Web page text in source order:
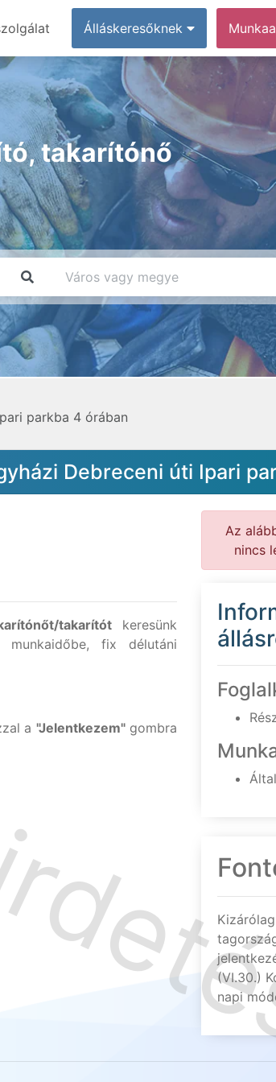
Álláskeresőknek
takarítónő
parkba 4 órában
Debreceni úti Ipari
takarítót keresünk
fix délutáni
a "Jelentkezem"gombra
Az
nincs
(VI.30.)
napi